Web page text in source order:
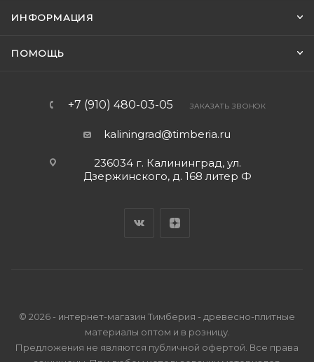
ИНФОРМАЦИЯ
ПОМОЩЬ
+7 (910) 480-03-05 ЗАКАЗАТЬ ЗВОНОК
kaliningrad@timberia.ru
236034 г. Калининград, ул.
Дзержинского, д. 168 литер Ф
© 2026 - интернет-магазин Тимберия - древесно-плитные
материалы оптом и в розницу.
Предложения не являются публичной офертой. Все права